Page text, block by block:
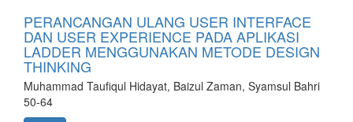
PERANCANGAN ULANG USER INTERFACE
DAN USER EXPERIENCE PADA APLIKASI
LADDER MENGGUNAKAN METODE DESIGN
THINKING
Muhammad Taufiqul Hidayat, Baizul Zaman, Syamsul Bahri
50-64